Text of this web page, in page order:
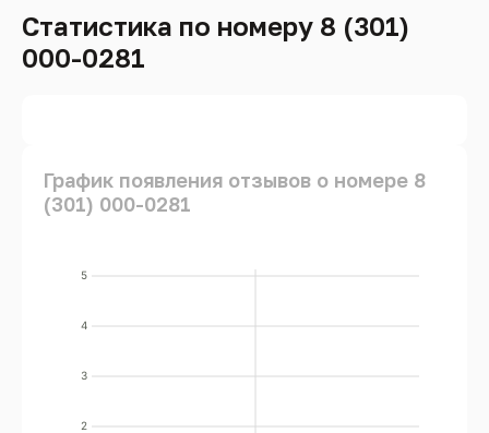
Статистика по номеру 8 (301)
000-0281
График появления отзывов о номере 8
(301) 000-0281
2
3
4
5